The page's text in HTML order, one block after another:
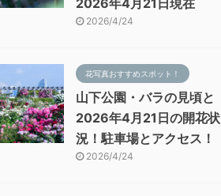
2026年4月21日現在
2026/4/24
花写真おすすめスポット！
山下公園・バラの見頃と
2026年4月21日の開花状
況！駐車場とアクセス！
2026/4/24